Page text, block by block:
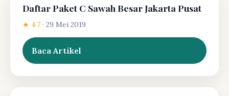
Daftar Paket C Sawah Besar Jakarta Pusat
★ 4.7 · 29 Mei 2019
Baca Artikel